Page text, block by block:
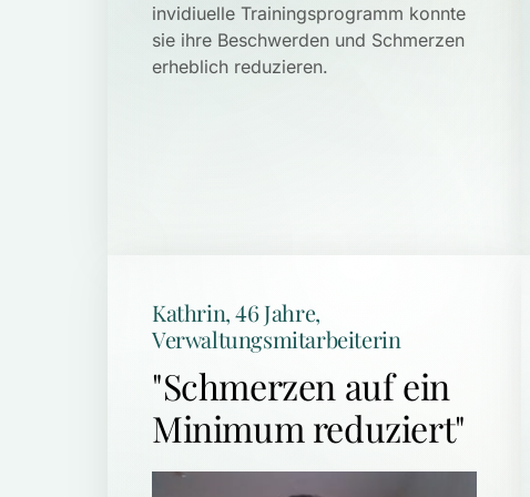
invidiuelle Trainingsprogramm konnte
sie ihre Beschwerden und Schmerzen
erheblich reduzieren.
Kathrin, 46 Jahre,
Verwaltungsmitarbeiterin
"Schmerzen auf ein
Minimum reduziert"